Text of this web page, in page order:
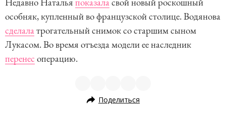
особняк, купленный во французской столице. Водянова
сделалатрогательный снимок со старшим сыном
Лукасом. Во время отъезда модели ее наследник
перенес операцию.
Поделиться